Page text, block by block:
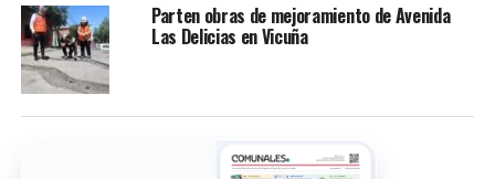
Parten obras de mejoramiento de Avenida
Las Delicias en Vicuña